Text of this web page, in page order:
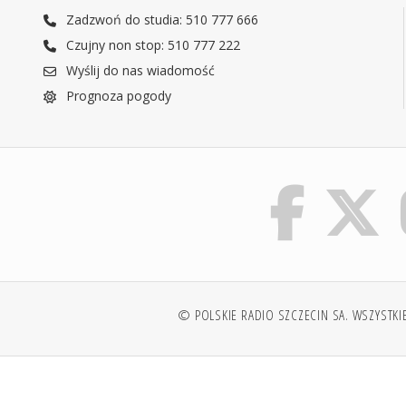
Zadzwoń do studia: 510 777 666
Czujny non stop: 510 777 222
Wyślij do nas wiadomość
Prognoza pogody
© POLSKIE RADIO SZCZECIN SA.